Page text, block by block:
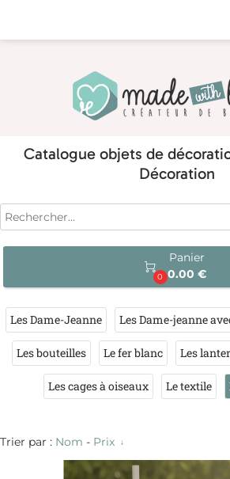
Catalogue objets de
Décoration

0
Panier
0.00 €
Les Dame-Jeanne Les Dame-jeanne
Les bouteilles Le fer blanc Les
Les cages à oiseaux Le textile
Trier par : Nom - Prix